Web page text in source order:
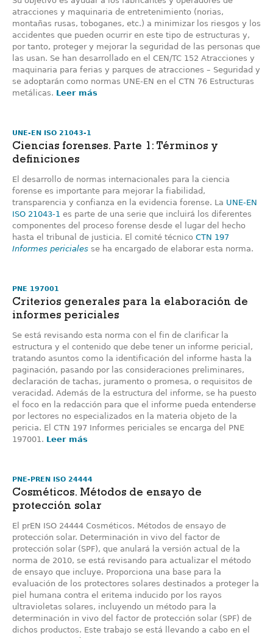
atracciones y maquinaria de entretenimiento (norias,
montañas rusas, toboganes, etc.) a minimizar los riesgos y los
accidentes que pueden ocurrir en este tipo de estructuras y,
por tanto, proteger y mejorar la seguridad de las personas que
las usan. Se han desarrollado en el CEN/TC 152 Atracciones y
maquinaria para ferias y parques de atracciones – Seguridad y
se adoptarán como normas UNE-EN en el CTN 76 Estructuras
metálicas. Leer más
UNE-EN ISO 21043-1
Ciencias forenses. Parte 1: Términos y
definiciones
El desarrollo de normas internacionales para la ciencia
forense es importante para mejorar la fiabilidad,
transparencia y confianza en la evidencia forense. La UNE-EN
ISO 21043-1 es parte de una serie que incluirá los diferentes
componentes del proceso forense desde el lugar del hecho
hasta el tribunal de justicia. El comité técnico CTN 197
Informes periciales se ha encargado de elaborar esta norma.
PNE 197001
Criterios generales para la elaboración de
informes periciales
Se está revisando esta norma con el fin de clarificar la
estructura y el contenido que debe tener un informe pericial,
tratando asuntos como la identificación del informe hasta la
paginación, pasando por las consideraciones preliminares,
declaración de tachas, juramento o promesa, o requisitos de
veracidad. Además de la estructura del informe, se ha puesto
el foco en la redacción para que el informe pueda entenderse
por lectores no especializados en la materia objeto de la
pericia. El CTN 197 Informes periciales se encarga del PNE
197001. Leer más
PNE-PREN ISO 24444
Cosméticos. Métodos de ensayo de
protección solar
El prEN ISO 24444 Cosméticos. Métodos de ensayo de
protección solar. Determinación in vivo del factor de
protección solar (SPF), que anulará la versión actual de la
norma de 2010, se está revisando para actualizar el método
de ensayo que incluye. Proporciona una base para la
evaluación de los protectores solares destinados a proteger la
piel humana contra el eritema inducido por los rayos
ultravioletas solares, incluyendo un método para la
determinación in vivo del factor de protección solar (SPF) de
dichos productos. Este trabajo se está llevando a cabo en el